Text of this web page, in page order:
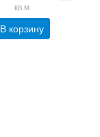
кв.м
В корзину